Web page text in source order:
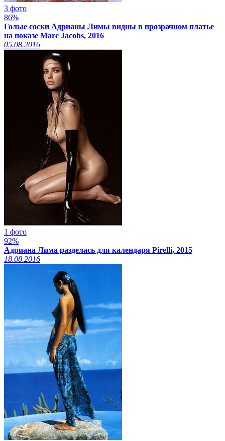
3 фото
86%
Голые соски Адрианы Лимы видны в прозрачном платье
на показе Marc Jacobs, 2016
05.08.2016
1 фото
92%
Адриана Лима разделась для календаря Pirelli, 2015
18.08.2016